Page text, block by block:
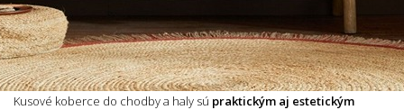
Kusové koberce do chodby a haly sú praktickým aj estetickým